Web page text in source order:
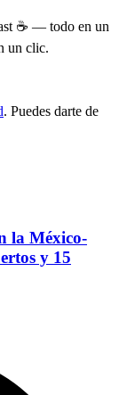
☕ — todo en un
un clic.
. Puedes darte de
la México-
y 15